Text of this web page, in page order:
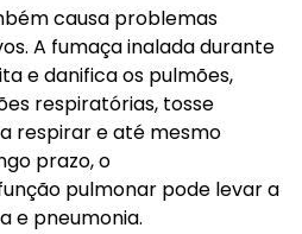
causa problemas
A fumaça inalada durante
e danifica os pulmões,
respiratórias, tosse
respirar e até mesmo
prazo, o
pulmonar pode levar a
e pneumonia.